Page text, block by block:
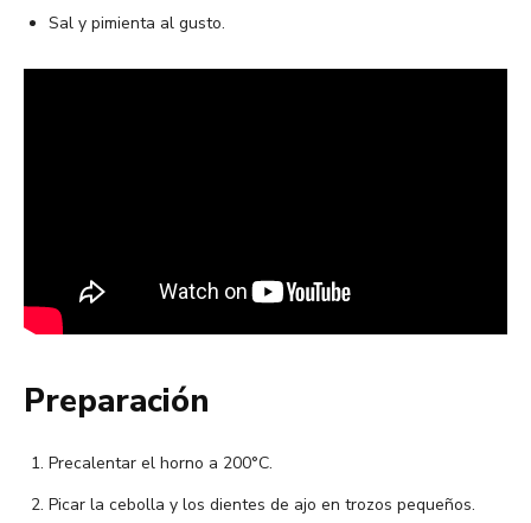
Sal y pimienta al gusto.
Preparación
Precalentar el horno a 200°C.
Picar la cebolla y los dientes de ajo en trozos pequeños.